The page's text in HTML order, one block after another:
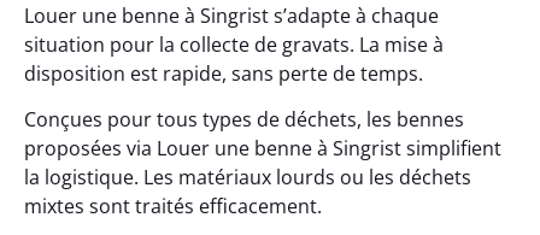
Louer une benne à Singrist s’adapte à chaque
situation pour la collecte de gravats. La mise à
disposition est rapide, sans perte de temps.
Conçues pour tous types de déchets, les bennes
proposées via Louer une benne à Singrist simplifient
la logistique. Les matériaux lourds ou les déchets
mixtes sont traités efficacement.